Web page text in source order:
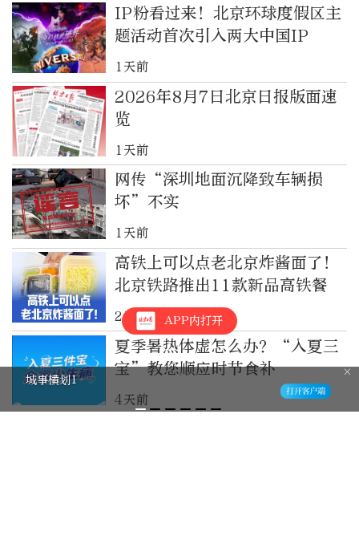
IP粉看过来！北京环球度假区主
题活动首次引入两大中国IP
1天前
2026年8月7日北京日报版面速
览
1天前
网传“深圳地面沉降致车辆损
坏”不实
1天前
高铁上可以点老北京炸酱面了！
北京铁路推出11款新品高铁餐
2天前
夏季暑热体虚怎么办？“入夏三
宝”教您顺应时节食补
4天前
APP内打开
城事横划1